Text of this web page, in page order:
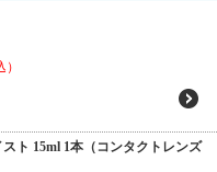
スト 15ml 1本（コンタクトレンズ